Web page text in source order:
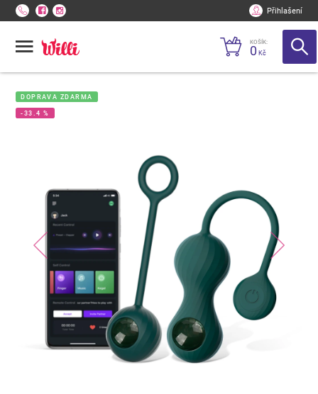
Přihlašení
KOŠÍK:
0 Kč
DOPRAVA ZDARMA
-33.4 %